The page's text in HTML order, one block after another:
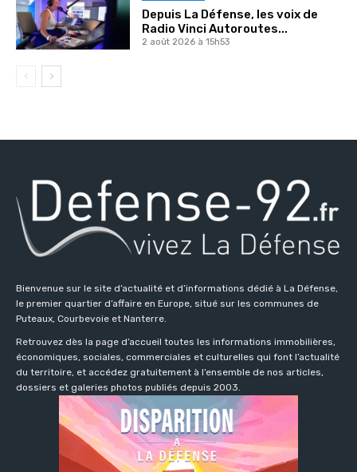
Depuis La Défense, les voix de
Radio Vinci Autoroutes...
2 août 2026 à 15h53
Bienvenue sur le site d’actualité et d’informations dédié à La Défense,
le premier quartier d’affaire en Europe, situé sur les communes de
Puteaux, Courbevoie et Nanterre.
Retrouvez dès la page d’accueil toutes les informations immobilières,
économiques, sociales, commerciales et culturelles qui font l’actualité
du territoire, et accédez gratuitement à l’ensemble de nos articles,
dossiers et galeries photos publiés depuis 2003.